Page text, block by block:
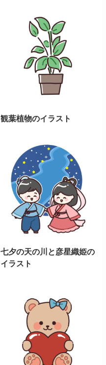
観葉植物のイラスト
七夕の天の川と彦星織姫の
イラスト